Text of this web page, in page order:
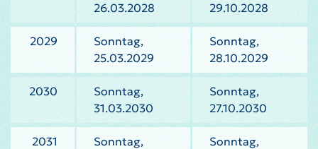
26.03.2028
29.10.2028
2029
Sonntag,
25.03.2029
Sonntag,
28.10.2029
2030
Sonntag,
31.03.2030
Sonntag,
27.10.2030
2031
Sonntag,
Sonntag,